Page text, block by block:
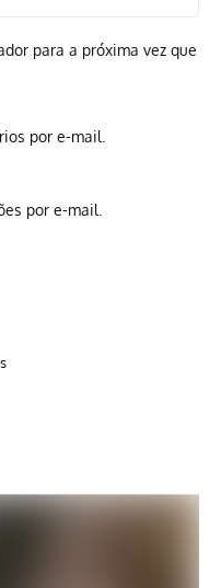
para a próxima vez que
por e-mail.
por e-mail.